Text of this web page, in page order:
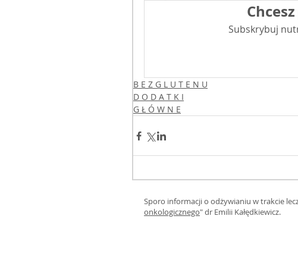
Subskrybuj
B E Z G L U T E N U
D O D A T K I
G Ł Ó W N E
Sporo informacji o odżywianiu w trakcie
onkologicznego" dr Emilii Kałędkiewicz.